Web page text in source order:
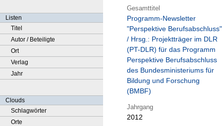
Listen
Titel
Autor / Beteiligte
Ort
Verlag
Jahr
Clouds
Schlagwörter
Orte
Gesamttitel
Programm-Newsletter
"Perspektive Berufsabschluss"
/ Hrsg.: Projektträger im DLR
(PT-DLR) für das Programm
Perspektive Berufsabschluss
des Bundesministeriums für
Bildung und Forschung
(BMBF)
Jahrgang
2012